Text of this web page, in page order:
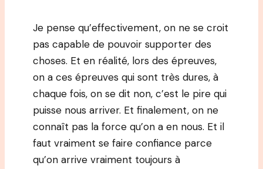
Je pense qu’effectivement, on ne se croit
pas capable de pouvoir supporter des
choses. Et en réalité, lors des épreuves,
on a ces épreuves qui sont très dures, à
chaque fois, on se dit non, c’est le pire qui
puisse nous arriver. Et finalement, on ne
connaît pas la force qu’on a en nous. Et il
faut vraiment se faire confiance parce
qu’on arrive vraiment toujours à